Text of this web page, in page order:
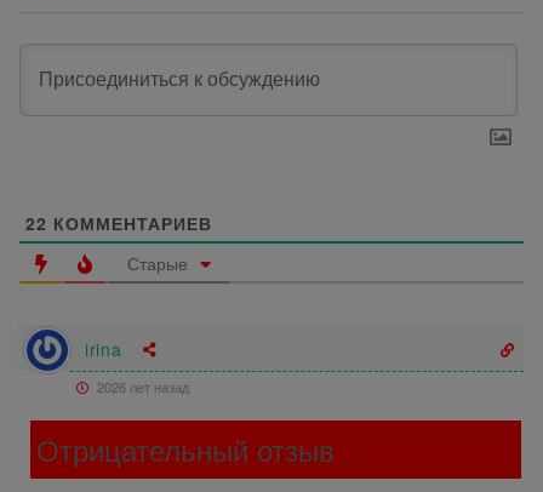
22 КОММЕНТАРИЕВ
Старые
irina
2026 лет назад
Отрицательный отзыв